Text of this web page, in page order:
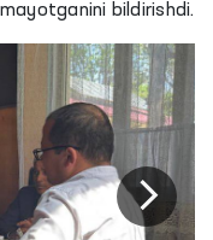
bildirishdi.